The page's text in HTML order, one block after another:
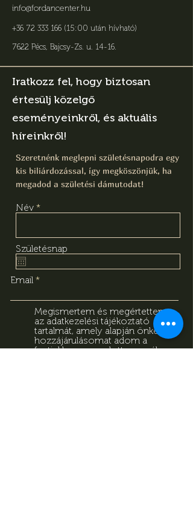
info@fordancenter.hu
+36 72 333 166 (15:00 után hívható)
7622 Pécs, Bajcsy-Zs. u. 14-16.
Iratkozz fel, hogy biztosan
értesülj közelgő
eseményeinkről, és aktuális
híreinkről!
Szeretnénk meglepni születésnapodra egy
kis biliárdozással, így megköszönjük, ha
megadod a születési dámutodat!
Név
Születésnap
Email
Megismertem és megértettem
az adatkezelési tájékoztató
tartalmát, amely alapján önkéntes
hozzájárulásomat adom a
fentiekben megadott személyes